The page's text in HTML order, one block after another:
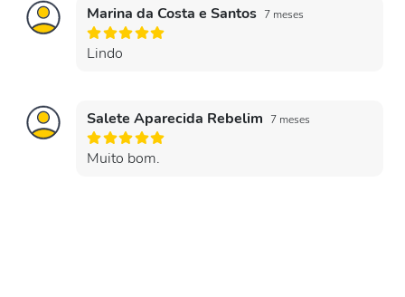
Marina da Costa e Santos 7 meses
Lindo
Salete Aparecida Rebelim 7 meses
Muito bom.